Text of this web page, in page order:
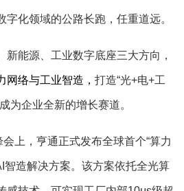
化领域的公路长跑，任重道远。
新能源、工业数字底座三大方向，
网络与工业智造， 打造“光+电+工
为企业全新的增长赛道。
会上，亨通正式发布全球首个“算力
智造解决方案。该方案依托全光算